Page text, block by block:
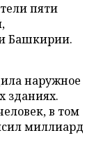
пяти
Башкирии.
наружное
зданиях.
в том
миллиард